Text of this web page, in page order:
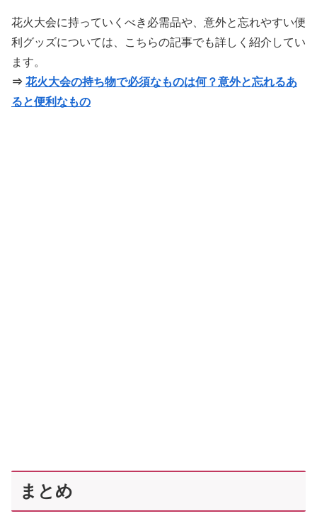
花火大会に持っていくべき必需品や、意外と忘れやすい便
利グッズについては、こちらの記事でも詳しく紹介してい
ます。
⇒ 花火大会の持ち物で必須なものは何？意外と忘れるあ
ると便利なもの
まとめ